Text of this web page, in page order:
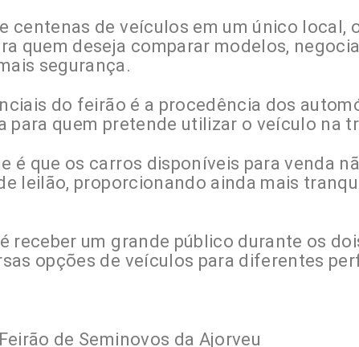
centenas de veículos em um único local,
quem deseja comparar modelos,
segurança.
do feirão é a procedência dos
para quem pretende utilizar o veículo na
é que os carros disponíveis para venda
leilão, proporcionando ainda mais
receber um grande público durante os
opções de veículos para diferentes
de Seminovos da Ajorveu